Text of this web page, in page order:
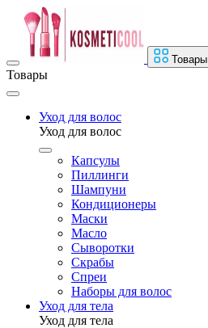
Товары
Товары
Уход для волос
Уход для волос
Капсулы
Пиллинги
Шампуни
Кондиционеры
Маски
Масло
Сыворотки
Скрабы
Спреи
Наборы для волос
Уход для тела
Уход для тела